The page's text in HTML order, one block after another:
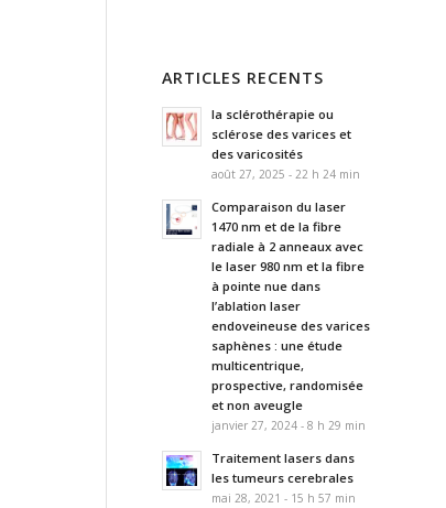
ARTICLES RECENTS
la sclérothérapie ou
sclérose des varices et
des varicosités
août 27, 2025 - 22 h 24 min
Comparaison du laser
1470 nm et de la fibre
radiale à 2 anneaux avec
le laser 980 nm et la fibre
à pointe nue dans
l’ablation laser
endoveineuse des varices
saphènes : une étude
multicentrique,
prospective, randomisée
et non aveugle
janvier 27, 2024 - 8 h 29 min
Traitement lasers dans
les tumeurs cerebrales
mai 28, 2021 - 15 h 57 min